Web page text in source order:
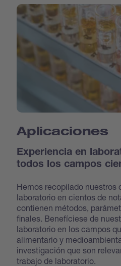
Aplicaciones
Experiencia en
todos los campos
Hemos recopilado nuestros
laboratorio en cientos de
contienen métodos,
finales. Benefíciese de
laboratorio en los campos
alimentario y
investigación que son
trabajo de laboratorio.